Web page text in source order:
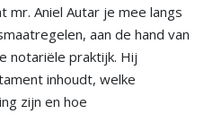
mr. Aniel Autar je mee langs
aan de hand van
notariële praktijk. Hij
inhoudt, welke
zijn en hoe